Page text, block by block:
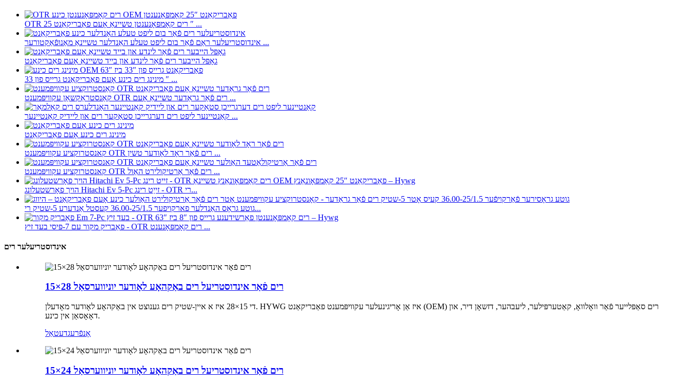
OTR רים קאָמפּאָנענטן טשיינאַ אָעם פאַבריקאַנט 25 ″ ...
אינדוסטריעלער ראַם פֿאַר בום ליפט טעלע האַנדלער טשיינאַ מאַנופֿאַקטורער ...
גאָפּל הייבער רים פֿאַר לינדע און בייד טשיינאַ אָעם פאַבריקאַנט
מינינג רים כינע אָעם פאַבריקאַנט גרייס פון 33 ″ ...
קאַנסטראַקשאַן עקוויפּמענט OTR רים פֿאַר גראַדער טשיינאַ אָעם ...
קאַנטיינער ליפט רים דערגרייכן סטאַקער רים און ליידיק קאַנטיינער ...
מינינג רים כינע אָעם פאַבריקאַנט
קאנסטרוקציע עקוויפּמענט OTR רים פֿאַר ראָד לאָודער טשין ...
קאנסטרוקציע עקוויפּמענט OTR רים פֿאַר אַרטיקולירט האַול ...
הויך פאָרשטעלונג Hitachi Ev 5-Pc זייַט רינג - OTR רי...
גוטע גראָס האַנדלער פארקויפער 36.00-25/1.5 קעסטל אַנדערע 5-שטיק רי...
פאַבריק מקור עם 7-פּיסי בעד זיץ - OTR רים קאָמפּאָנענט ...
אינדוסטריעלער רים
15×28 רים פֿאַר אינדוסטריעל רים באַקהאָע לאָודער יוניווערסאַל
די 15×28 איז א איין-שטיק רים גענוצט אין באַקהאָע לאָודער מאָדעלן. HYWG איז אַן אָריגינעלער עקוויפּמענט פאַבריקאַנט (OEM) רים סאַפּלייער פֿאַר וואָלוואָ, קאַטערפּילער, ליעבהער, דזשאָן דיר, און
דאָאָסאַן אין כינע.
אָנפֿרעגדעטאַל
15×24 רים פֿאַר אינדוסטריעל רים באַקהאָע לאָודער יוניווערסאַל